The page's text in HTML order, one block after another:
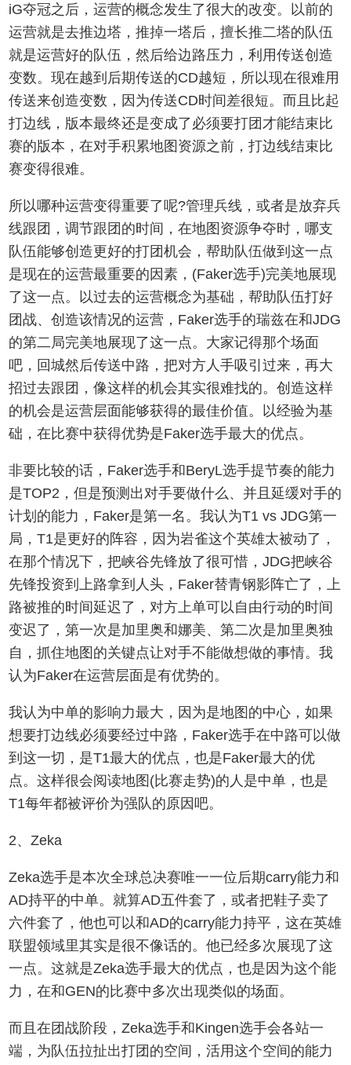
iG夺冠之后，运营的概念发生了很大的改变。以前的
运营就是去推边塔，推掉一塔后，擅长推二塔的队伍
就是运营好的队伍，然后给边路压力，利用传送创造
变数。现在越到后期传送的CD越短，所以现在很难用
传送来创造变数，因为传送CD时间差很短。而且比起
打边线，版本最终还是变成了必须要打团才能结束比
赛的版本，在对手积累地图资源之前，打边线结束比
赛变得很难。
所以哪种运营变得重要了呢?管理兵线，或者是放弃兵
线跟团，调节跟团的时间，在地图资源争夺时，哪支
队伍能够创造更好的打团机会，帮助队伍做到这一点
是现在的运营最重要的因素，(Faker选手)完美地展现
了这一点。以过去的运营概念为基础，帮助队伍打好
团战、创造该情况的运营，Faker选手的瑞兹在和JDG
的第二局完美地展现了这一点。大家记得那个场面
吧，回城然后传送中路，把对方人手吸引过来，再大
招过去跟团，像这样的机会其实很难找的。创造这样
的机会是运营层面能够获得的最佳价值。以经验为基
础，在比赛中获得优势是Faker选手最大的优点。
非要比较的话，Faker选手和BeryL选手提节奏的能力
是TOP2，但是预测出对手要做什么、并且延缓对手的
计划的能力，Faker是第一名。我认为T1 vs JDG第一
局，T1是更好的阵容，因为岩雀这个英雄太被动了，
在那个情况下，把峡谷先锋放了很可惜，JDG把峡谷
先锋投资到上路拿到人头，Faker替青钢影阵亡了，上
路被推的时间延迟了，对方上单可以自由行动的时间
变迟了，第一次是加里奥和娜美、第二次是加里奥独
自，抓住地图的关键点让对手不能做想做的事情。我
认为Faker在运营层面是有优势的。
我认为中单的影响力最大，因为是地图的中心，如果
想要打边线必须要经过中路，Faker选手在中路可以做
到这一切，是T1最大的优点，也是Faker最大的优
点。这样很会阅读地图(比赛走势)的人是中单，也是
T1每年都被评价为强队的原因吧。
2、Zeka
Zeka选手是本次全球总决赛唯一一位后期carry能力和
AD持平的中单。就算AD五件套了，或者把鞋子卖了
六件套了，他也可以和AD的carry能力持平，这在英雄
联盟领域里其实是很不像话的。他已经多次展现了这
一点。这就是Zeka选手最大的优点，也是因为这个能
力，在和GEN的比赛中多次出现类似的场面。
而且在团战阶段，Zeka选手和Kingen选手会各站一
端，为队伍拉扯出打团的空间，活用这个空间的能力